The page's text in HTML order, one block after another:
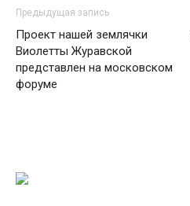
Предыдущая запись
Проект нашей землячки
Виолетты Журавской
представлен на московском
форуме